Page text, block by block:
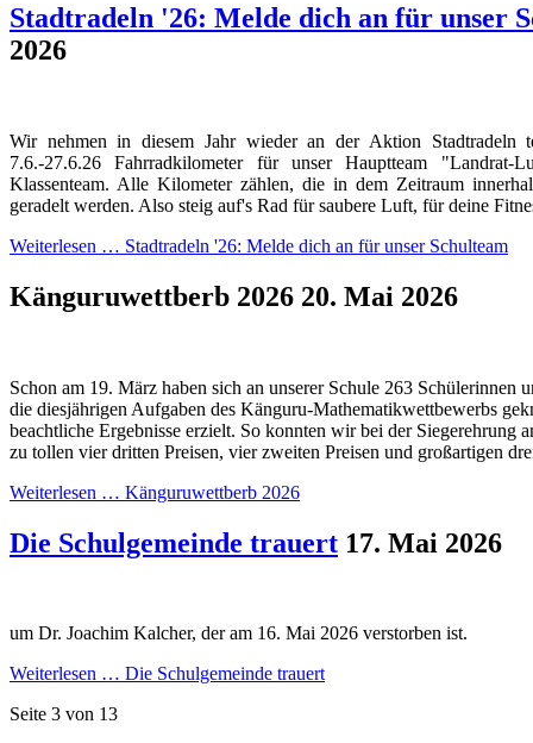
Stadtradeln '26: Melde dich an für unser
2026
Wir nehmen in diesem Jahr wieder an der Aktion Stadtradeln
7.6.-27.6.26 Fahrradkilometer für unser Hauptteam
Klassenteam. Alle Kilometer zählen, die in dem Zeitraum
geradelt werden. Also steig auf's Rad für saubere Luft, für deine
Weiterlesen … Stadtradeln '26: Melde dich an für unser Schulteam
Känguruwettberb 2026 20. Mai 2026
Schon am 19. März haben sich an unserer Schule 263 Schülerinnen
die diesjährigen Aufgaben des Känguru-Mathematikwettbewerbs
beachtliche Ergebnisse erzielt. So konnten wir bei der Siegerehrung
zu tollen vier dritten Preisen, vier zweiten Preisen und großartigen
Weiterlesen … Känguruwettberb 2026
Die Schulgemeinde trauert 17. Mai 2026
um Dr. Joachim Kalcher, der am 16. Mai 2026 verstorben ist.
Weiterlesen … Die Schulgemeinde trauert
Seite 3 von 13